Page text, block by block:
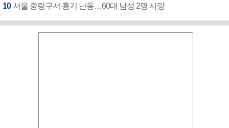
10 서울 중랑구서 흉기 난동…60대 남성 2명 사망